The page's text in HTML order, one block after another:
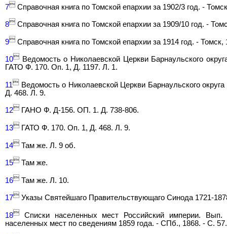
7Справочная книга по Томской епархии за 1902/3 год. -
8Справочная книга по Томской епархии за 1909/10 год. -
9Справочная книга по Томской епархии за 1914 год. - Томск,
10Ведомость о Николаевской Церкви Барнаульского
ГАТО Ф. 170. Оп. 1, Д. 1197. Л. 1.
11Ведомость о Николаевской Церкви Барнаульского
Д. 468. Л. 9.
12ГАНО Ф. Д-156. ОП. 1. Д. 738-806.
13ГАТО Ф. 170. Оп. 1, Д. 468. Л. 9.
14Там же. Л. 9 об.
15Там же.
16Там же. Л. 10.
17Указы Святейшаго Правительствующаго Синода 1721-
18Списки населенных мест Российский империи. Вып.
населенных мест по сведениям 1859 года. - СПб., 1868. - С. 57.